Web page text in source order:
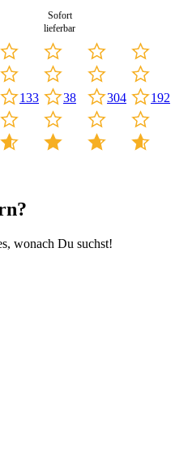
133
Sofort
lieferbar
38 304 192
wonach Du suchst!